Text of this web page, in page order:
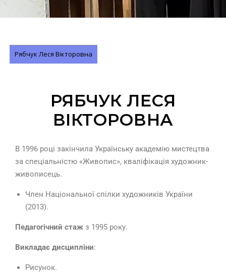
Рябчук Леся Вікторовна
РЯБЧУК ЛЕСЯ
ВІКТОРОВНА
В 1996 році закінчила Українську академію мистецтва
за спеціальністю «Живопис», кваліфікація художник-
живописець.
Член Національної спілки художників України
(2013).
Педагогічний стаж з 1995 року.
Викладає дисципліни:
Рисунок.